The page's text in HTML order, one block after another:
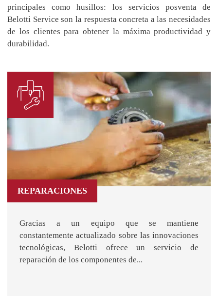
principales como husillos: los servicios posventa de
Belotti Service son la respuesta concreta a las necesidades
de los clientes para obtener la máxima productividad y
durabilidad.
REPARACIONES
Gracias a un equipo que se mantiene
constantemente actualizado sobre las innovaciones
tecnológicas, Belotti ofrece un servicio de
reparación de los componentes de...